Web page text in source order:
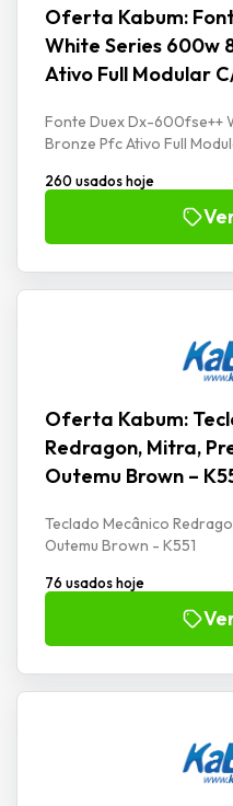
Oferta Kabum:
White Series 600w
Ativo Full Modular
Fonte Duex Dx-600fse++
Bronze Pfc Ativo Full
260 usados hoje
Oferta Kabum:
Redragon, Mitra,
Outemu Brown –
Teclado Mecânico
Outemu Brown - K551
76 usados hoje